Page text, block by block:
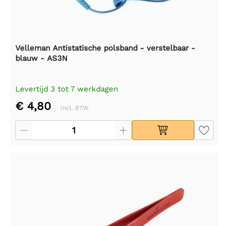
Velleman Antistatische polsband - verstelbaar -
blauw - AS3N
Levertijd 3 tot 7 werkdagen
€ 4,80 Incl. BTW